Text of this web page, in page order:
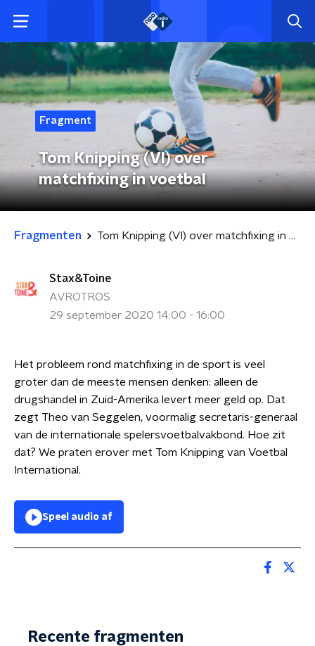
Fragment
Tom Knipping (VI) over
matchfixing in voetbal
Fragmenten Tom Knipping (VI) over matchfixing in voetbal
Stax&Toine
AVROTROS
29 september 2020 14:00 - 16:00
Het probleem rond matchfixing in de sport is veel
groter dan de meeste mensen denken: alleen de
drugshandel in Zuid-Amerika levert meer geld op. Dat
zegt Theo van Seggelen, voormalig secretaris-generaal
van de internationale spelersvoetbalvakbond. Hoe zit
dat? We praten erover met Tom Knipping van Voetbal
International.
Speel audio af
Recente fragmenten